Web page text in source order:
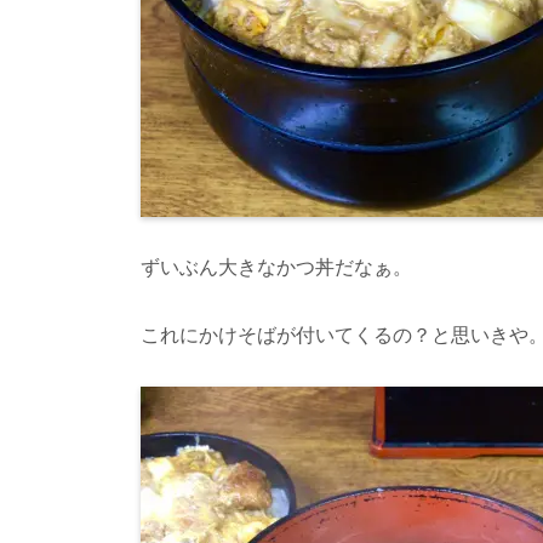
ずいぶん大きなかつ丼だなぁ。
これにかけそばが付いてくるの？と思いきや